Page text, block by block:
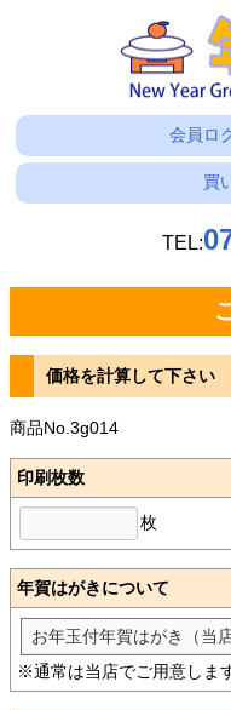
会員ロ
買
TEL:
価格を計算して下さい
商品No.3g014
印刷枚数
枚
年賀はがきについて
※通常は当店でご用意します